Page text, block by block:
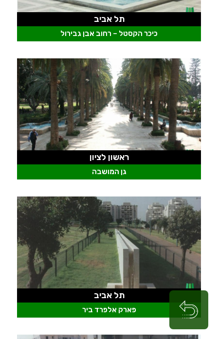
כיכר הקסטל – רחוב אבן גבירול
תל אביב
גן המושבה
ראשון לציון
פארק אלפרד ביר
תל אביב